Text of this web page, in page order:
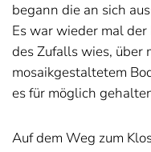
begann die an sich
Es war wieder mal
des Zufalls wies, über
mosaikgestaltetem
es für möglich
Auf dem Weg zum